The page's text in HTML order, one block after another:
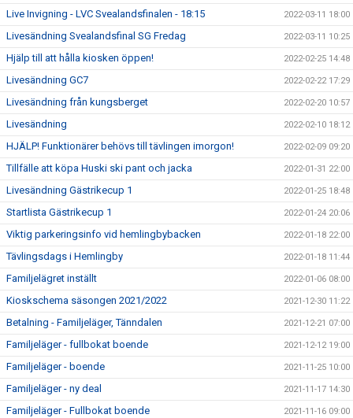
Live Invigning - LVC Svealandsfinalen - 18:15 2022-03-11 18:00
Livesändning Svealandsfinal SG Fredag 2022-03-11 10:25
Hjälp till att hålla kiosken öppen! 2022-02-25 14:48
Livesändning GC7 2022-02-22 17:29
Livesändning från kungsberget 2022-02-20 10:57
Livesändning 2022-02-10 18:12
HJÄLP! Funktionärer behövs till tävlingen imorgon! 2022-02-09 09:20
Tillfälle att köpa Huski ski pant och jacka 2022-01-31 22:00
Livesändning Gästrikecup 1 2022-01-25 18:48
Startlista Gästrikecup 1 2022-01-24 20:06
Viktig parkeringsinfo vid hemlingbybacken 2022-01-18 22:00
Tävlingsdags i Hemlingby 2022-01-18 11:44
Familjelägret inställt 2022-01-06 08:00
Kioskschema säsongen 2021/2022 2021-12-30 11:22
Betalning - Familjeläger, Tänndalen 2021-12-21 07:00
Familjeläger - fullbokat boende 2021-12-12 19:00
Familjeläger - boende 2021-11-25 10:00
Familjeläger - ny deal 2021-11-17 14:30
Familjeläger - Fullbokat boende 2021-11-16 09:00